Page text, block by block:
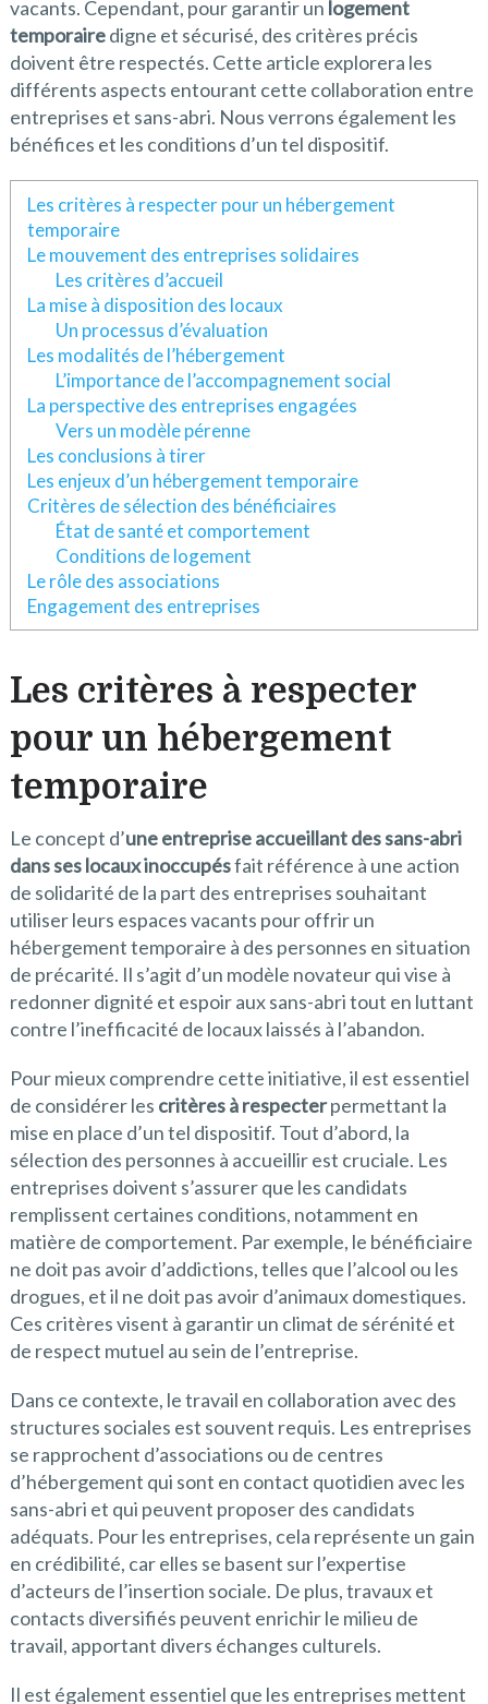
vacants. Cependant, pour garantir un logement
temporairedigne et sécurisé, des critères précis
doivent être respectés. Cette article explorera les
différents aspects entourant cette collaboration entre
entreprises et sans-abri. Nous verrons également les
bénéfices et les conditions d’un tel dispositif.
Les critères à respecter pour un hébergement
temporaire
Le mouvement des entreprises solidaires
Les critères d’accueil
La mise à disposition des locaux
Un processus d’évaluation
Les modalités de l’hébergement
L’importance de l’accompagnement social
La perspective des entreprises engagées
Vers un modèle pérenne
Les conclusions à tirer
Les enjeux d’un hébergement temporaire
Critères de sélection des bénéficiaires
État de santé et comportement
Conditions de logement
Le rôle des associations
Engagement des entreprises
Les critères à respecter
pour un hébergement
temporaire
Le concept d’une entreprise accueillant des sans-abri
dans ses locaux inoccupésfait référence à une action
de solidarité de la part des entreprises souhaitant
utiliser leurs espaces vacants pour offrir un
hébergement temporaire à des personnes en situation
de précarité. Il s’agit d’un modèle novateur qui vise à
redonner dignité et espoir aux sans-abri tout en luttant
contre l’inefficacité de locaux laissés à l’abandon.
Pour mieux comprendre cette initiative, il est essentiel
de considérer les critères à respecterpermettant la
mise en place d’un tel dispositif. Tout d’abord, la
sélection des personnes à accueillir est cruciale. Les
entreprises doivent s’assurer que les candidats
remplissent certaines conditions, notamment en
matière de comportement. Par exemple, le bénéficiaire
ne doit pas avoir d’addictions, telles que l’alcool ou les
drogues, et il ne doit pas avoir d’animaux domestiques.
Ces critères visent à garantir un climat de sérénité et
de respect mutuel au sein de l’entreprise.
Dans ce contexte, le travail en collaboration avec des
structures sociales est souvent requis. Les entreprises
se rapprochent d’associations ou de centres
d’hébergement qui sont en contact quotidien avec les
sans-abri et qui peuvent proposer des candidats
adéquats. Pour les entreprises, cela représente un gain
en crédibilité, car elles se basent sur l’expertise
d’acteurs de l’insertion sociale. De plus, travaux et
contacts diversifiés peuvent enrichir le milieu de
travail, apportant divers échanges culturels.
Il est également essentiel que les entreprises mettent